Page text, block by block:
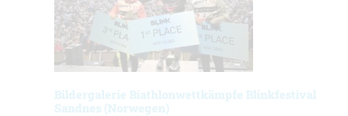
Bildergalerie Biathlonwettkämpfe Blinkfestival
Sandnes (Norwegen)